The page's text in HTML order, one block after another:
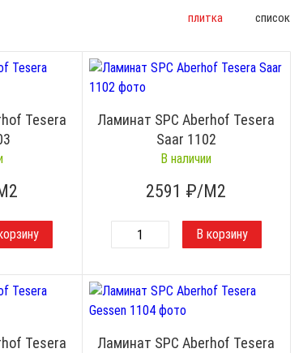
плитка список
Tesera
Ламинат SPC Aberhof Tesera
Saar 1102
В наличии
2591 ₽/М2
Tesera
Ламинат SPC Aberhof Tesera